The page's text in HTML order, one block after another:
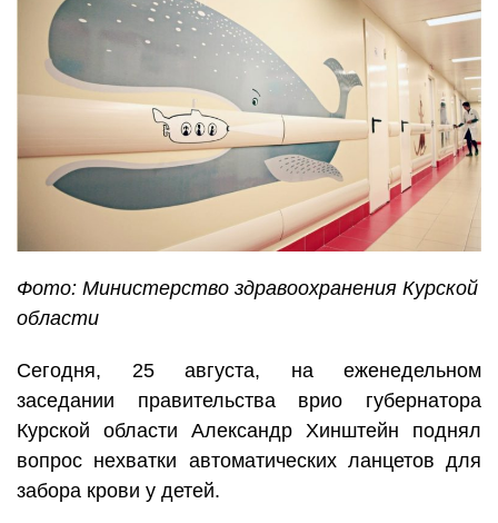
Фото: Министерство здравоохранения Курской
области
Сегодня, 25 августа, на еженедельном
заседании правительства врио губернатора
Курской области Александр Хинштейн поднял
вопрос нехватки автоматических ланцетов для
забора крови у детей.